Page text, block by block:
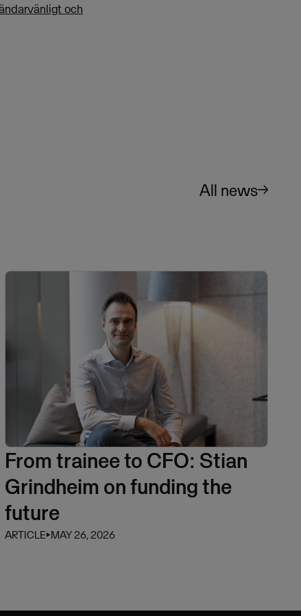
och
All news
From trainee to CFO: Stian
Grindheim on funding the
future
ARTICLE⏵MAY 26, 2026